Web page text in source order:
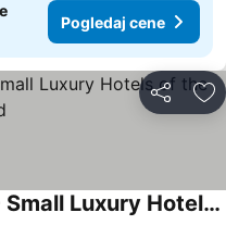
Pogledaj cene
Deli
Rimondi Boutique Hotel - Small Luxury Hotels of the World